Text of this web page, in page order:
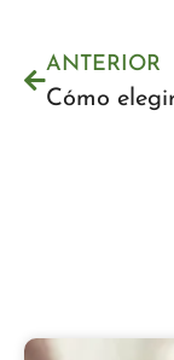
ANTERIOR